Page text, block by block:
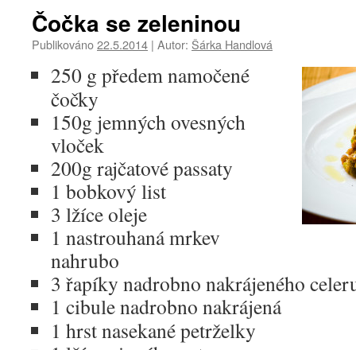
Čočka se zeleninou
Publikováno22.5.2014 | Autor: Šárka Handlová
250 g předem namočené
čočky
150g jemných ovesných
vloček
200g rajčatové passaty
1 bobkový list
3 lžíce oleje
1 nastrouhaná mrkev
nahrubo
3 řapíky nadrobno nakrájeného
1 cibule nadrobno nakrájená
1 hrst nasekané petrželky